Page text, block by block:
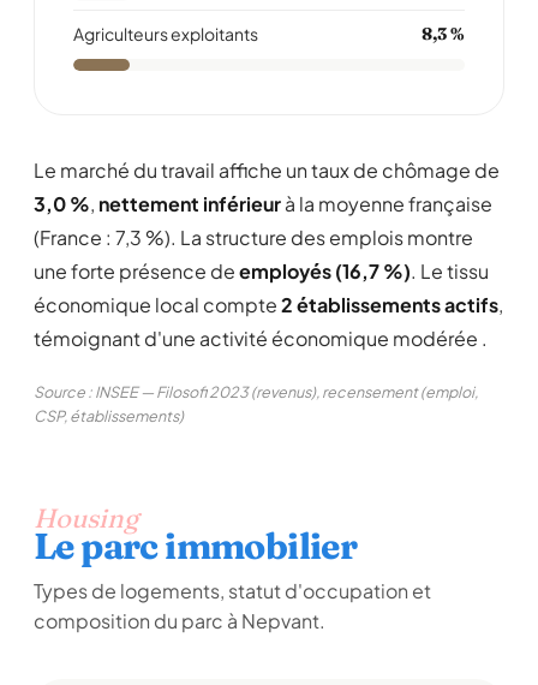
Agriculteurs exploitants 8,3 %
Le marché du travail affiche un taux de chômage de
3,0 %, nettement inférieurà la moyenne française
(France : 7,3 %). La structure des emplois montre
une forte présence deemployés (16,7 %). Le tissu
économique local compte2 établissements actifs,
témoignant d'une activité économique modérée .
Source : INSEE — Filosofi 2023 (revenus), recensement (emploi,
CSP, établissements)
Housing
Le parc immobilier
Types de logements, statut d'occupation et
composition du parc à Nepvant.